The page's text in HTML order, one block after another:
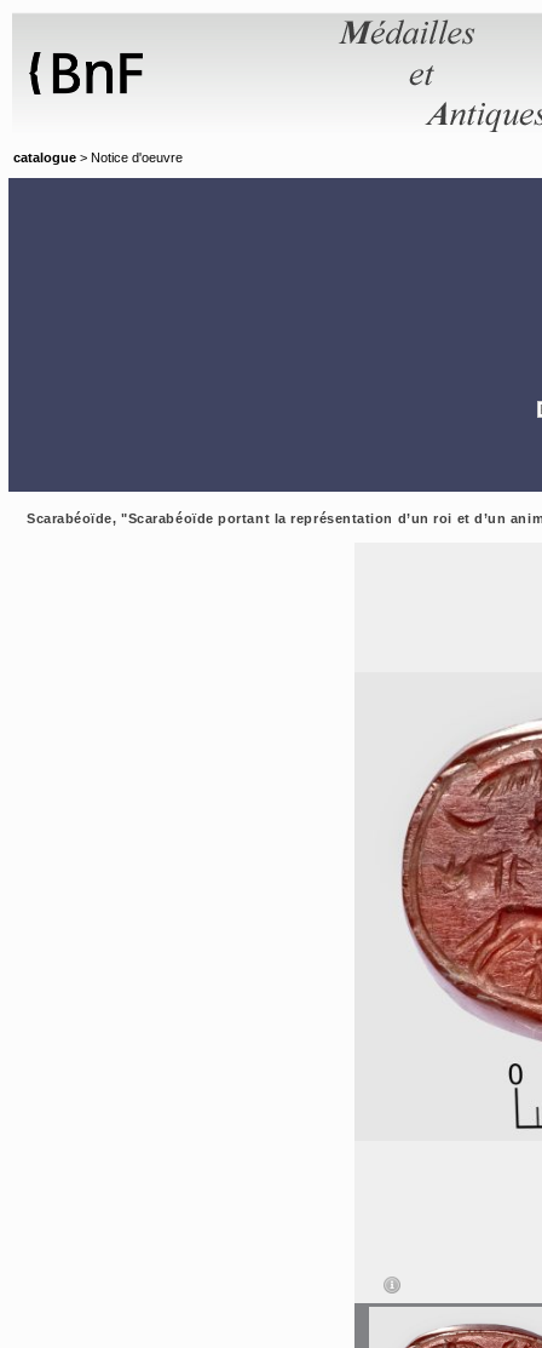
catalogue > Notice d'oeuvre
Scarabéoïde, "Scarabéoïde portant la représentation d’un roi et d’un